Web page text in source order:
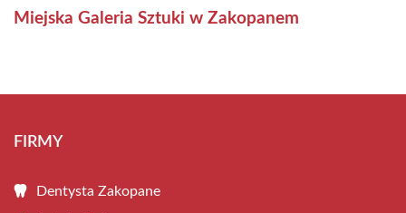
Miejska Galeria Sztuki w Zakopanem
FIRMY
Dentysta Zakopane